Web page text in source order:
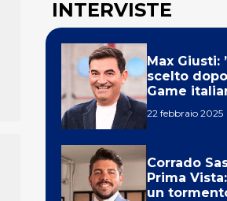
INTERVISTE
Max Giusti:
scelto
Game
22 febbraio 2025
Corrado
Prima
un